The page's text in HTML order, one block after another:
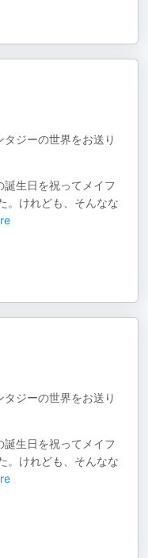
ジーの世界をお送り
生日を祝ってメイフ
。けれども、そんなな
ジーの世界をお送り
生日を祝ってメイフ
。けれども、そんなな